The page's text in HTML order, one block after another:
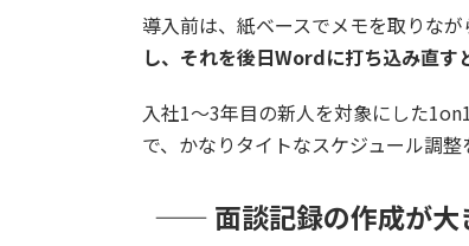
導入前は、紙ベースでメモを取りなが
し、それを後日Wordに打ち込み直す
入社1〜3年目の新人を対象にした
で、かなりタイトなスケジュール調整
—— 面談記録の作成が大